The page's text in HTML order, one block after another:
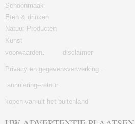
Schoonmaak
Eten & drinken
Natuur Producten
Kunst
voorwaarden. disclaimer
Privacy en gegevensverwerking .
annulering--retour
kopen-van-uit-het-buitenland